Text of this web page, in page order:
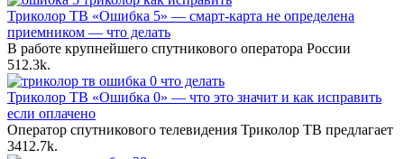
Триколор ТВ «Ошибка 5» — смарт-карта не определена
приемником — что делать
В работе крупнейшего спутникового оператора России
512.3k.
Триколор ТВ «Ошибка 0» — что это значит и как исправить
если оплачено
Оператор спутникового телевидения Триколор ТВ предлагает
3412.7k.